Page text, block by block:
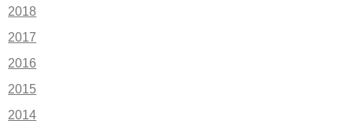
2018
2017
2016
2015
2014